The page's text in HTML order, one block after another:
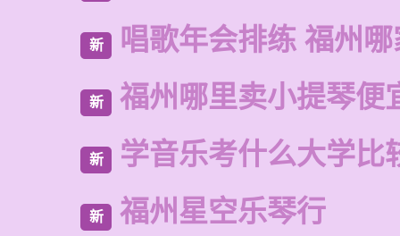
新 唱歌年会排练 福州
新 福州哪里卖小提琴便
新 学音乐考什么大学比
新 福州星空乐琴行